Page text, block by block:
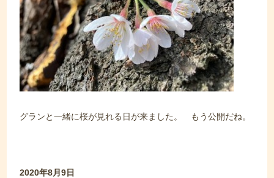
グランと一緒に桜が見れる日が来ました。 もう公開だね。
2020年8月9日